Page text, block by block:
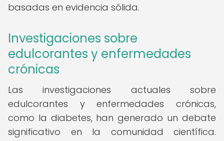
basadas en evidencia sólida.
Investigaciones sobre
edulcorantes y enfermedades
crónicas
Las investigaciones actuales sobre
edulcorantes y enfermedades crónicas,
como la diabetes, han generado un debate
significativo en la comunidad científica.